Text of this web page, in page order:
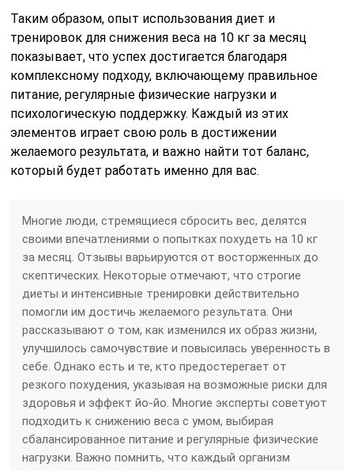
Таким образом, опыт использования диет и
тренировок для снижения веса на 10 кг за месяц
показывает, что успех достигается благодаря
комплексному подходу, включающему правильное
питание, регулярные физические нагрузки и
психологическую поддержку. Каждый из этих
элементов играет свою роль в достижении
желаемого результата, и важно найти тот баланс,
который будет работать именно для вас.
Многие люди, стремящиеся сбросить вес, делятся
своими впечатлениями о попытках похудеть на 10 кг
за месяц. Отзывы варьируются от восторженных до
скептических. Некоторые отмечают, что строгие
диеты и интенсивные тренировки действительно
помогли им достичь желаемого результата. Они
рассказывают о том, как изменился их образ жизни,
улучшилось самочувствие и повысилась уверенность в
себе. Однако есть и те, кто предостерегает от
резкого похудения, указывая на возможные риски для
здоровья и эффект йо-йо. Многие эксперты советуют
подходить к снижению веса с умом, выбирая
сбалансированное питание и регулярные физические
нагрузки. Важно помнить, что каждый организм